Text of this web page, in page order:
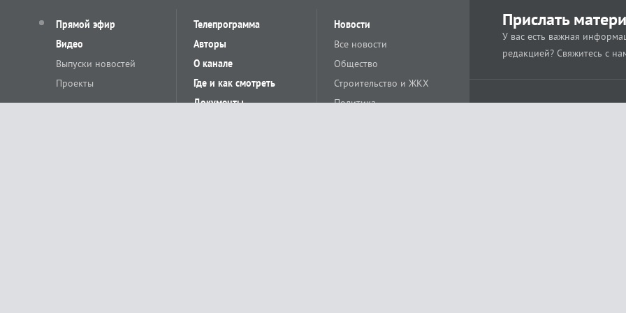
Прямой эфир
Видео
Выпуски новостей
Проекты
Телепрограмма
Авторы
О канале
Где и как смотреть
Документы
Новости
Все новости
Общество
Строительство и ЖКХ
Политика
Прислать
У вас есть важная
редакцией? Свяжитесь с